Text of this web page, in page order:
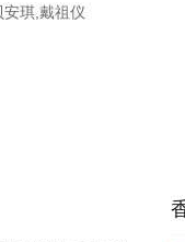
琪,戴祖仪